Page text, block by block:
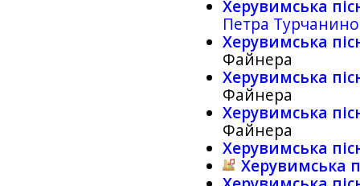
Херувимська
Петра
Херувимська
Файнера
Херувимська
Файнера
Херувимська
Файнера
Херувимська
Херувимська